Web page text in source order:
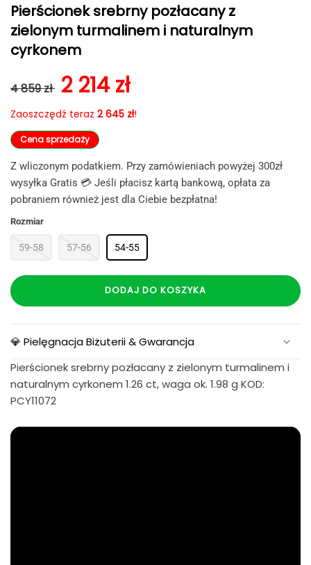
Pierścionek srebrny pozłacany z
zielonym turmalinem i naturalnym
cyrkonem
Cena regularna
4 859 zł Cena sprzedaży
2 214 zł
Zaoszczędź teraz 2 645 zł!
Cena sprzedaży
Z wliczonym podatkiem. Przy zamówieniach powyżej 300zł
wysyłka Gratis 💳 Jeśli płacisz kartą bankową, opłata za
pobraniem również jest dla Ciebie bezpłatna!
Rozmiar
59-58 57-56 54-55
DODAJ DO KOSZYKA
💎 Pielęgnacja Biżuterii & Gwarancja
Pierścionek srebrny pozłacany z zielonym turmalinem i
naturalnym cyrkonem 1.26 ct, waga ok. 1.98 g KOD:
PCY11072